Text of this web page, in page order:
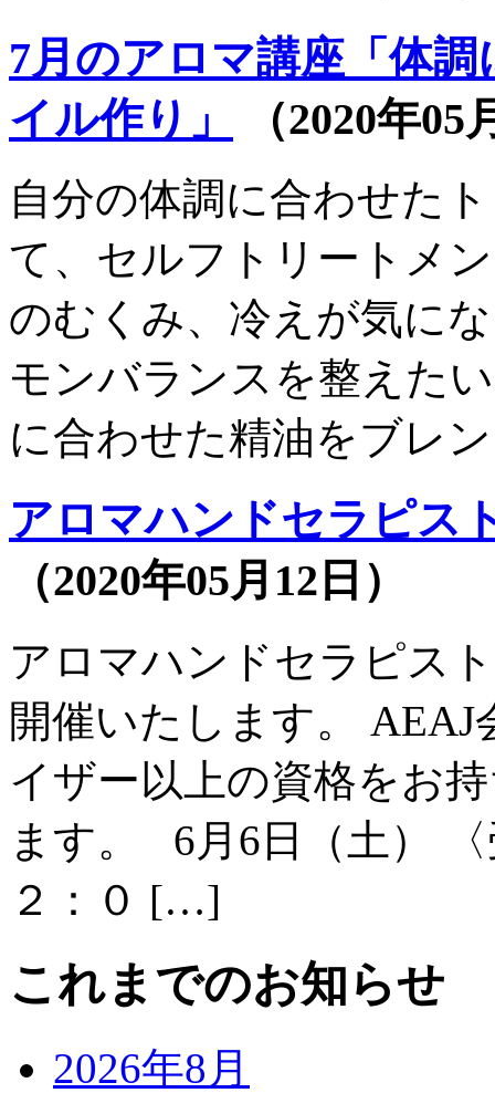
7月のアロマ講座「体
イル作り」
（2020年05
自分の体調に合わせた
て、セルフトリートメ
のむくみ、冷えが気に
モンバランスを整えた
に合わせた精油をブレ
アロマハンドセラピス
（2020年05月12日）
アロマハンドセラピス
開催いたします。
イザー以上の資格をお
ます。 6月6日（土）
２：０ […]
これまでのお知らせ
2026年8月